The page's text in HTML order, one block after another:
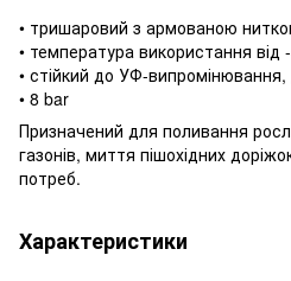
• тришаровий з армованою
• температура використання від
• стійкий до УФ-
• 8 bar
Призначений для поливання
газонів, миття пішохідних
потреб.
Характеристики